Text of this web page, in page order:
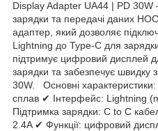
Display Adapter UA44 | PD 30W
зарядки та передачі даних
адаптер, який дозволяє
Lightning до Type-C для
підтримує цифровий дисплей
зарядки та забезпечує швидку
30W. Основні
сплав ✔ Інтерфейс: Lightning
Підтримка зарядки: C to C
2.4A ✔ Функції: цифровий